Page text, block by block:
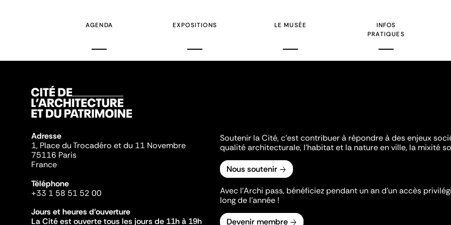
AGENDA EXPOSITIONS LE MUSÉE
INFOS
PRATIQUES
Adresse
1, Place du Trocadéro et du 11 Novembre
75116 Paris
France
Téléphone
+33 1 58 51 52 00
Jours et heures d'ouverture
La Cité est ouverte tous les jours de 11h à 19h
Soutenir la Cité, c'est contribuer à répondre à des enjeux
qualité architecturale, l'habitat et la nature en ville, la mixité
Nous soutenir
Avec l’Archi pass, bénéficiez pendant un an d’un accès
long de l’année !
Devenir membre